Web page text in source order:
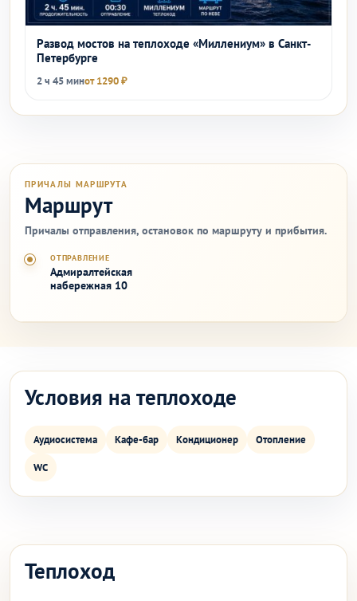
Развод мостов на теплоходе «Миллениум» в Санкт-
Петербурге
2 ч 45 минот 1290 ₽
ПРИЧАЛЫ МАРШРУТА
Маршрут
Причалы отправления, остановок по маршруту и прибытия.
ОТПРАВЛЕНИЕ
Адмиралтейская
набережная 10
Условия на теплоходе
Аудиосистема Кафе-бар Кондиционер Отопление
WC
Теплоход